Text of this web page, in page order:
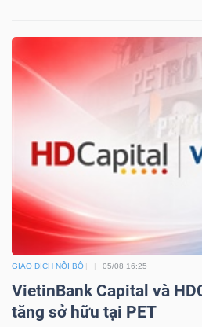
GIAO DỊCH NỘI BỘ 05/08 16:25
VietinBank Capital và
tăng sở hữu tại PET
liệu
tài